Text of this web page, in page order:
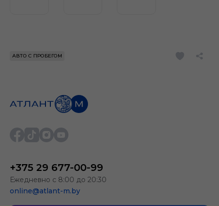
АВТО С ПРОБЕГОМ
+375 29 677-00-99
Ежедневно с 8:00 до 20:30
online@atlant-m.by